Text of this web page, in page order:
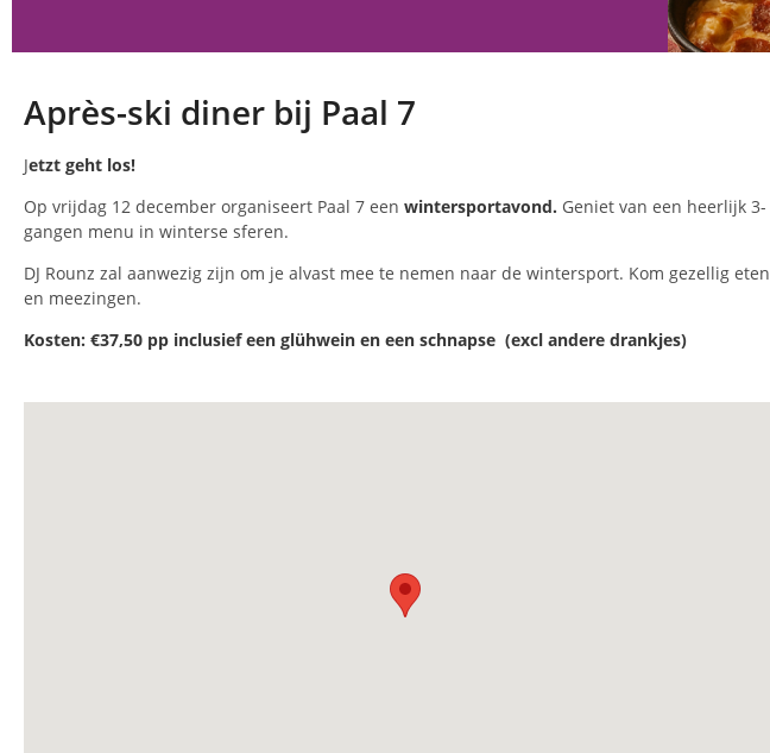
Après-ski diner bij Paal 7
Jetzt geht los!
Op vrijdag 12 december organiseert Paal 7 een wintersportavond. Geniet van een heerlijk 3-
gangen menu in winterse sferen.
DJ Rounz zal aanwezig zijn om je alvast mee te nemen naar de wintersport. Kom gezellig eten
en meezingen.
Kosten: €37,50 pp inclusief een glühwein en een schnapse (excl andere drankjes)